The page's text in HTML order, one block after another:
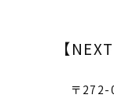
【
〒272-